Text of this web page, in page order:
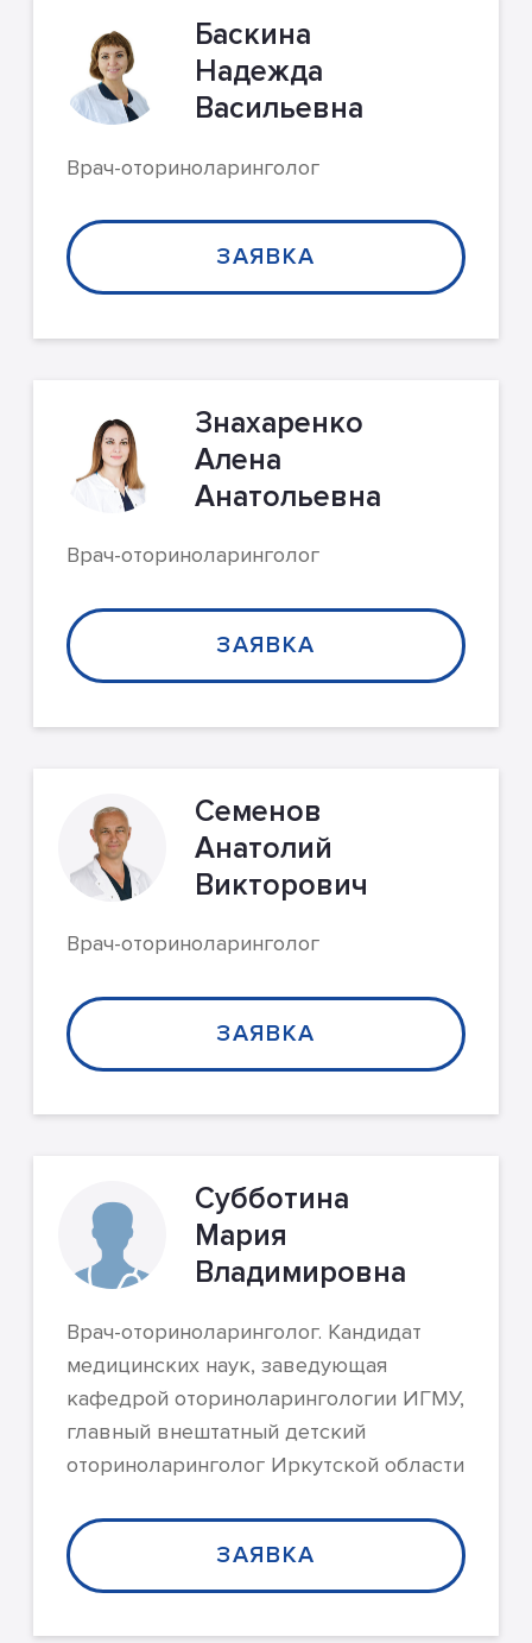
Баскина
Надежда
Васильевна
Врач-оториноларинголог
ЗАЯВКА
Знахаренко
Алена
Анатольевна
Врач-оториноларинголог
ЗАЯВКА
Семенов
Анатолий
Викторович
Врач-оториноларинголог
ЗАЯВКА
Субботина
Мария
Владимировна
Врач-оториноларинголог. Кандидат
медицинских наук, заведующая
кафедрой оториноларингологии ИГМУ,
главный внештатный детский
оториноларинголог Иркутской области
ЗАЯВКА